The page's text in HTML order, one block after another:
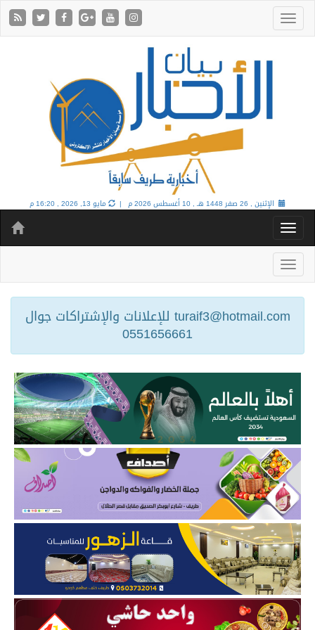
الإثنين , 26 صفر 1448 هـ , 10 أغسطس 2026 م | مايو 13, 2026 , 16:20 م
turaif3@hotmail.com للإعلانات والإشتراكات جوال
0551656661